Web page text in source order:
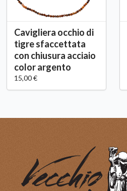
Cavigliera occhio di
tigre sfaccettata
con chiusura acciaio
color argento
15,00 €